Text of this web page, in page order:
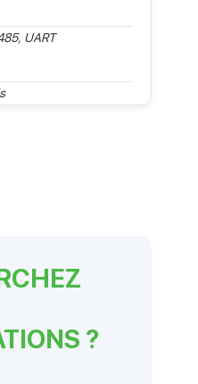
UART
?